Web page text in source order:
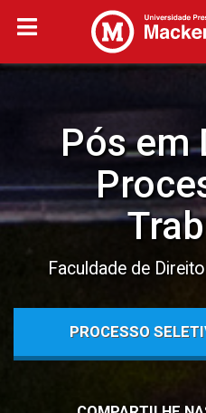
Pós em
Faculdade de Direito
PROCESSO